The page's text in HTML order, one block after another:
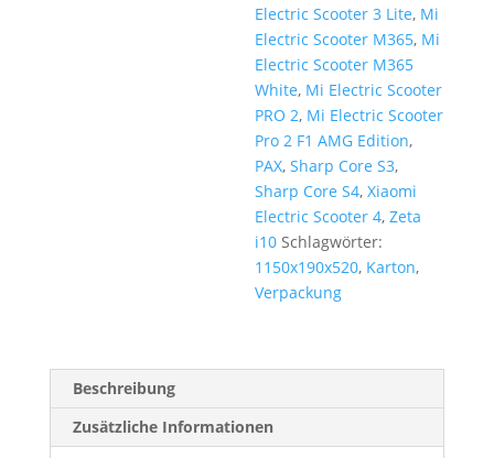
Electric Scooter 3 Lite, Mi
Electric Scooter M365, Mi
Electric Scooter M365
White, Mi Electric Scooter
PRO 2, Mi Electric Scooter
Pro 2 F1 AMG Edition,
PAX,Sharp Core S3,
Sharp Core S4,Xiaomi
Electric Scooter 4,Zeta
i10 Schlagwörter:
1150x190x520, Karton,
Verpackung
Beschreibung
Zusätzliche Informationen